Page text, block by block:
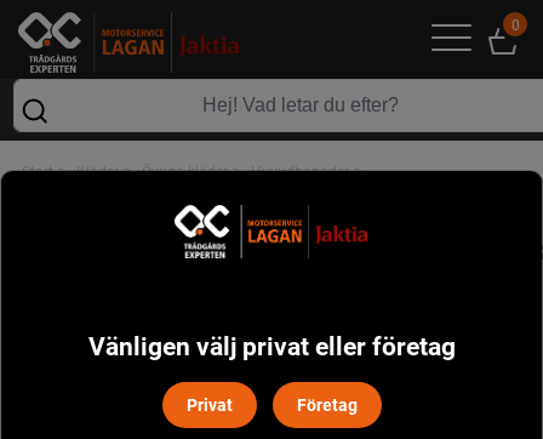
0
Start> Kläder> Övriga kläder> Huvudbonader>
Vänligen välj privat eller företag
Privat Företag